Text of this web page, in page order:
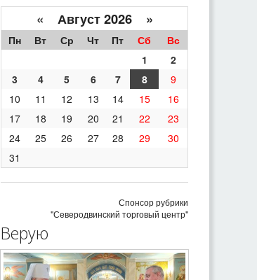
« Август 2026 »
Пн Вт Ср Чт Пт Сб
Вс
1
2
3
4 5 6 7 8
9
10
11 12 13 14 15
16
17
18 19 20 21 22
23
24
25 26 27 28 29
30
31
Спонсор рубрики
"Северодвинский торговый центр"
Верую